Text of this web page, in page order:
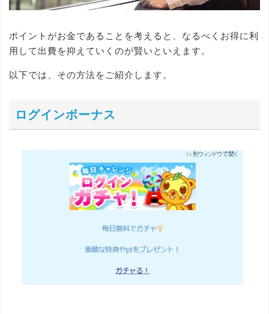
ポイントがお金であることを考えると、なるべくお得に利
用して出費を抑えていくのが賢いといえます。
以下では、その方法をご紹介します。
ログインボーナス